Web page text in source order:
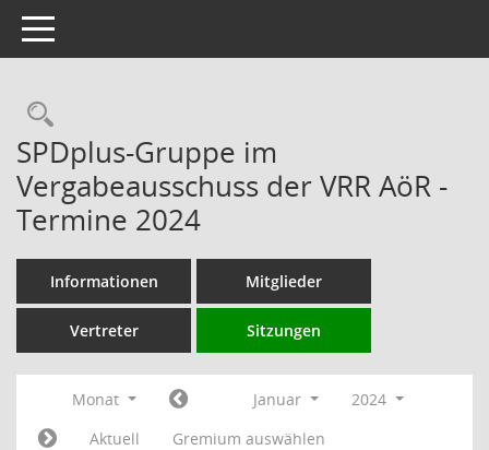
Toggle navigation
Rechercheauswahl
SPDplus-Gruppe im
Vergabeausschuss der VRR AöR -
Termine 2024
Informationen Mitglieder
Vertreter Sitzungen
Monat Januar
2024
Aktuell
Gremium auswählen